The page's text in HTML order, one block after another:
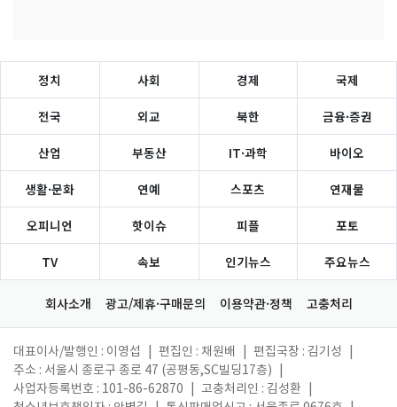
정치 사회 경제 국제
전국 외교 북한 금융·증권
산업 부동산 IT·과학 바이오
생활·문화 연예 스포츠 연재물
오피니언 핫이슈 피플 포토
TV 속보 인기뉴스 주요뉴스
회사소개 광고/제휴·구매문의 이용약관·정책 고충처리
대표이사/발행인 : 이영섭 편집인 : 채원배 편집국장 : 김기성
주소 : 서울시 종로구 종로 47 (공평동,SC빌딩17층)
사업자등록번호 : 101-86-62870
고충처리인 : 김성환